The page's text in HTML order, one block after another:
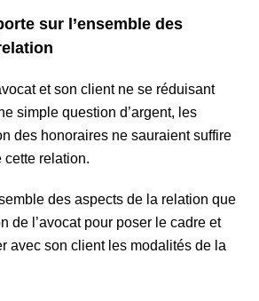
sur l’ensemble des
et son client ne se réduisant
simple question d’argent, les
des honoraires ne sauraient suffire
cette relation.
des aspects de la relation que
de l’avocat pour poser le cadre et
avec son client les modalités de la